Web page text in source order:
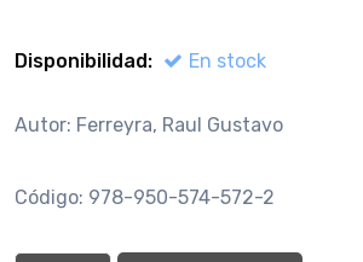
Disponibilidad: En stock
Autor: Ferreyra, Raul Gustavo
Código: 978-950-574-572-2